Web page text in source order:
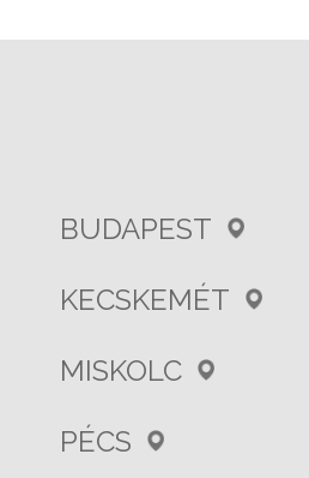
BUDAPEST
KECSKEMÉT
MISKOLC
PÉCS